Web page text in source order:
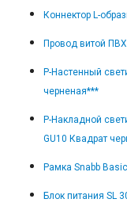
Коннектор L-
Провод витой
Р-Настенный
черненая***
Р-Накладной
GU10 Квадрат
Рамка Snabb
Блок питания SL